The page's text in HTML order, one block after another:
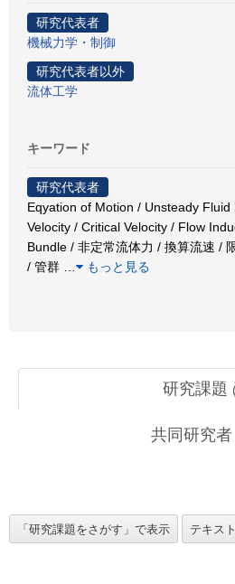
研究代表者
機械力学・制御
研究代表者以外
流体工学
キーワード
研究代表者
Eqyation of Motion / Unsteady
Velocity / Critical Velocity / Flow
Bundle / 非定常流体力 / 換算流速 /
/ 管群
もっと見る
研究課題
共同研究者